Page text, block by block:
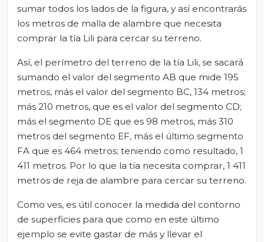
sumar todos los lados de la figura, y así encontrarás
los metros de malla de alambre que necesita
comprar la tía Lili para cercar su terreno.
Así, el perímetro del terreno de la tía Lili, se sacará
sumando el valor del segmento AB que mide 195
metros, más el valor del segmento BC, 134 metros;
más 210 metros, que es el valor del segmento CD;
más el segmento DE que es 98 metros, más 310
metros del segmento EF, más el último segmento
FA que es 464 metros; teniendo como resultado, 1
411 metros. Por lo que la tía necesita comprar, 1 411
metros de reja de alambre para cercar su terreno.
Como ves, es útil conocer la medida del contorno
de superficies para que como en este último
ejemplo se evite gastar de más y llevar el